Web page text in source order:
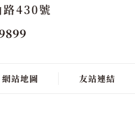
路430號
網站地圖 友站連結